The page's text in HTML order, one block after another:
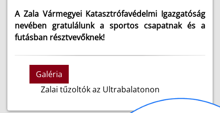
A Zala Vármegyei Katasztrófavédelmi Igazgatóság
nevében gratulálunk a sportos csapatnak és a
futásban résztvevőknek!
Galéria
Zalai tűzoltók az Ultrabalatonon